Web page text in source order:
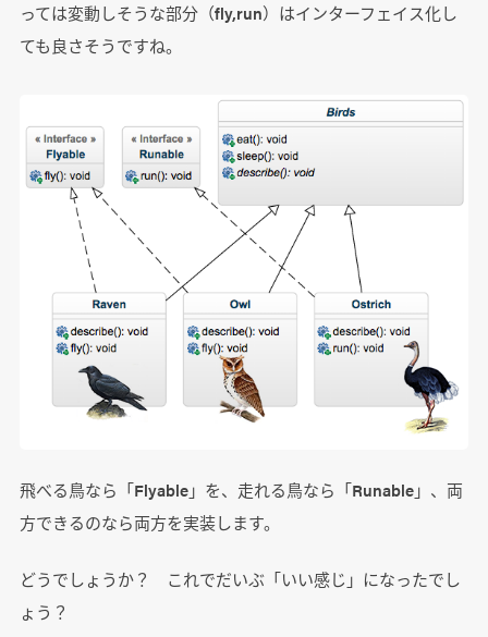
っては変動しそうな部分（fly,run）はインターフェイス化し
ても良さそうですね。
飛べる鳥なら「Flyable」を、走れる鳥なら「Runable」、両
方できるのなら両方を実装します。
どうでしょうか？ これでだいぶ「いい感じ」になったでし
ょう？